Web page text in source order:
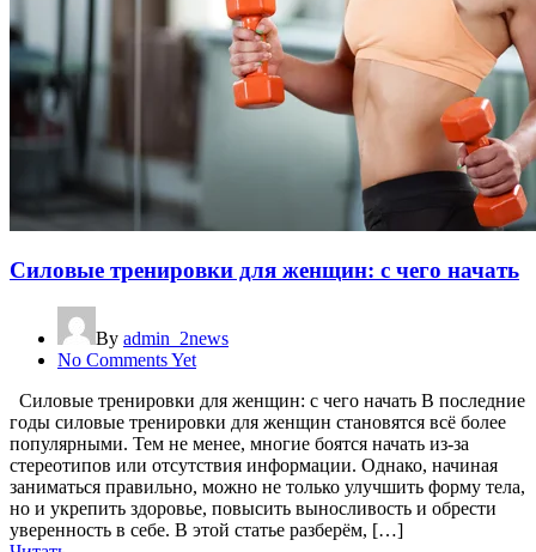
Силовые тренировки для женщин: с чего начать
By admin_2news
No Comments Yet
Силовые тренировки для женщин: с чего начать В последние
годы силовые тренировки для женщин становятся всё более
популярными. Тем не менее, многие боятся начать из-за
стереотипов или отсутствия информации. Однако, начиная
заниматься правильно, можно не только улучшить форму тела,
но и укрепить здоровье, повысить выносливость и обрести
уверенность в себе. В этой статье разберём, […]